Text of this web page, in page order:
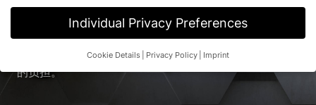
您需要获得与各类服务问题相关的专业咨询吗？或者需要
定期提醒您维护节点？都没问题！我们的服务网络遍布全
外，我们的产品还具有巧妙的细节设计，减轻您日常工作
的负担。
Individual Privacy Preferences
Cookie Details Privacy Policy Imprint
Privacy Preference